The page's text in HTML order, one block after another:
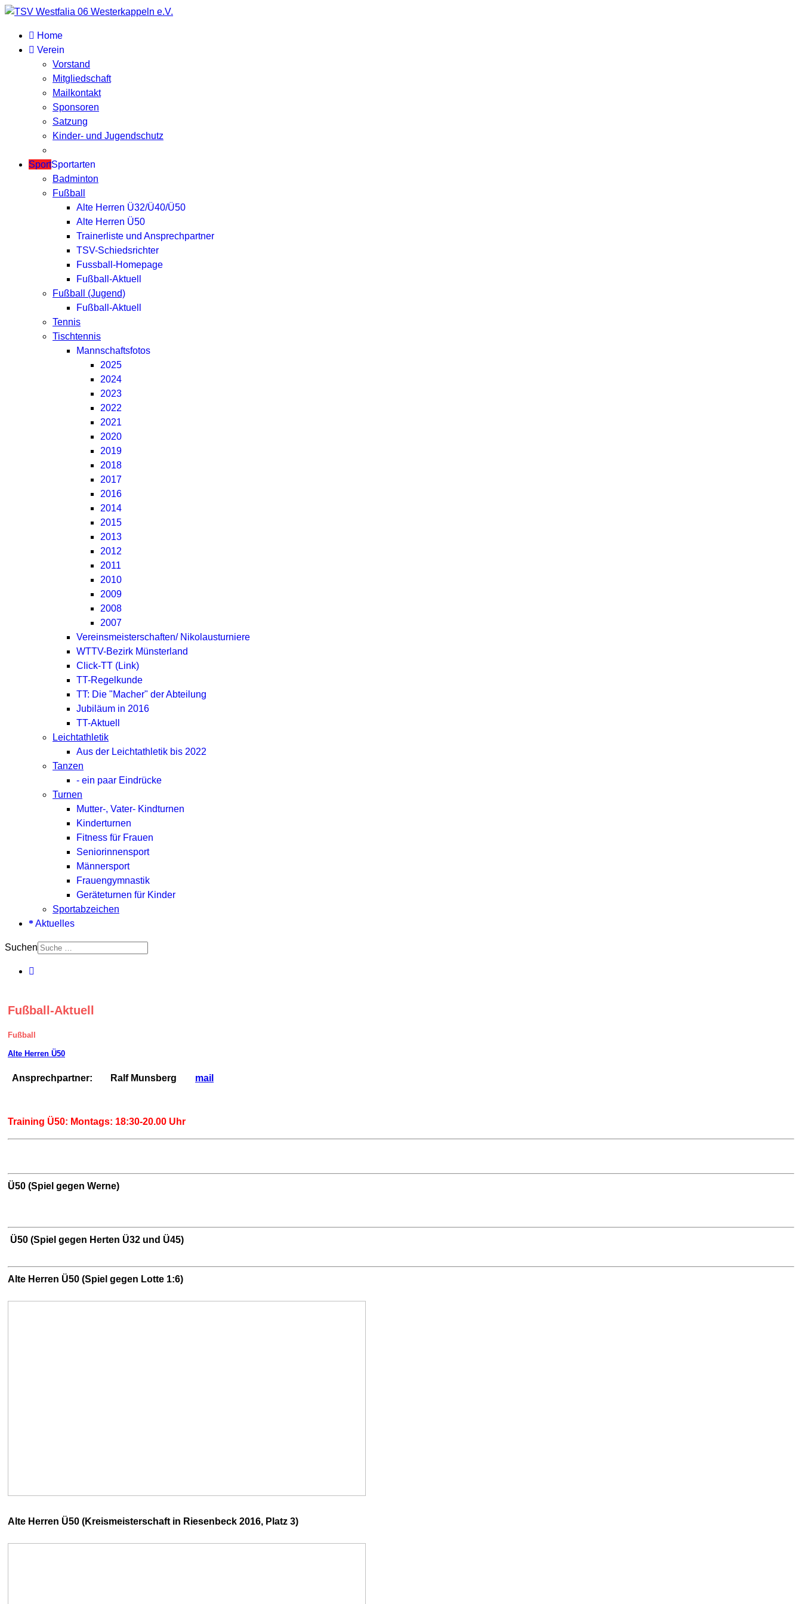
Home
Verein
Vorstand
Mitgliedschaft
Mailkontakt
Sponsoren
Satzung
Kinder- und Jugendschutz
SportSportarten
Badminton
Fußball
Alte Herren Ü32/Ü40/Ü50
Alte Herren Ü50
Trainerliste und Ansprechpartner
TSV-Schiedsrichter
Fussball-Homepage
Fußball-Aktuell
Fußball (Jugend)
Fußball-Aktuell
Tennis
Tischtennis
Mannschaftsfotos
2025
2024
2023
2022
2021
2020
2019
2018
2017
2016
2014
2015
2013
2012
2011
2010
2009
2008
2007
Vereinsmeisterschaften/ Nikolausturniere
WTTV-Bezirk Münsterland
Click-TT (Link)
TT-Regelkunde
TT: Die "Macher" der Abteilung
Jubiläum in 2016
TT-Aktuell
Leichtathletik
Aus der Leichtathletik bis 2022
Tanzen
- ein paar Eindrücke
Turnen
Mutter-, Vater- Kindturnen
Kinderturnen
Fitness für Frauen
Seniorinnensport
Männersport
Frauengymnastik
Geräteturnen für Kinder
Sportabzeichen
Aktuelles
Suchen
Fußball-Aktuell
Fußball
Alte Herren Ü50
Ansprechpartner: Ralf Munsberg mail
Training Ü50: Montags: 18:30-20.00 Uhr
Ü50 (Spiel gegen Werne)
Ü50 (Spiel gegen Herten Ü32 und Ü45)
Alte Herren Ü50 (Spiel gegen Lotte 1:6)
Alte Herren Ü50 (Kreismeisterschaft in Riesenbeck 2016, Platz 3)